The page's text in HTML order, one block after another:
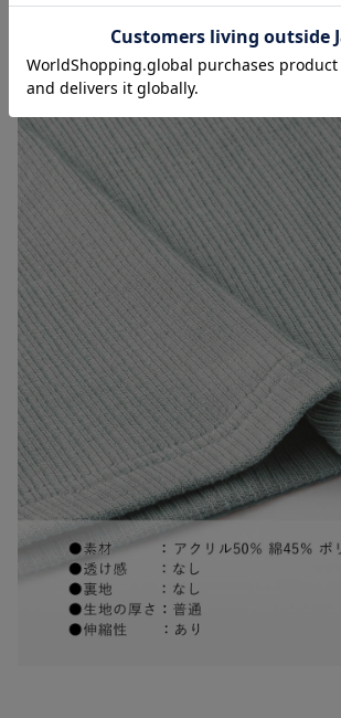
お気に入り商品を確認する